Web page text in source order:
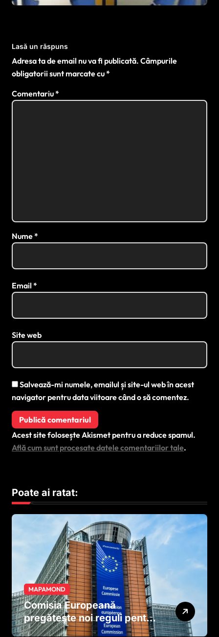
Lasă un răspuns
Adresa ta de email nu va fi publicată. Câmpurile
obligatorii sunt marcate cu*
Comentariu*
Nume*
Email *
Site web
Salvează-mi numele, emailul și site-ul web în acest
navigator pentru data viitoare când o să comentez.
Acest site folosește Akismet pentru a reduce spamul.
Află cum sunt procesate datele comentariilor tale.
Poate ai ratat:
MAPAMOND
Comisia Europeană
pregătește noi reguli pentru
tutun și țigările electronice